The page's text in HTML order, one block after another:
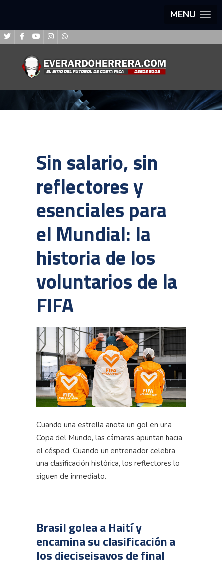
MENU
Sin salario, sin
reflectores y
esenciales para
el Mundial: la
historia de los
voluntarios de la
FIFA
Cuando una estrella anota un gol en una
Copa del Mundo, las cámaras apuntan hacia
el césped. Cuando un entrenador celebra
una clasificación histórica, los reflectores lo
siguen de inmediato.
Brasil golea a Haití y
encamina su clasificación a
los dieciseisavos de final